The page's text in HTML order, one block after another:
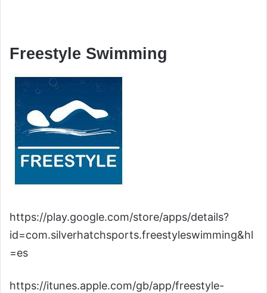
Freestyle Swimming
https://play.google.com/store/apps/details?
id=com.silverhatchsports.freestyleswimming&hl
=es
https://itunes.apple.com/gb/app/freestyle-